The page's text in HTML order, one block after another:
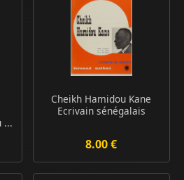
...
Cheikh Hamidou Kane
Ecrivain sénégalais
8.00 €